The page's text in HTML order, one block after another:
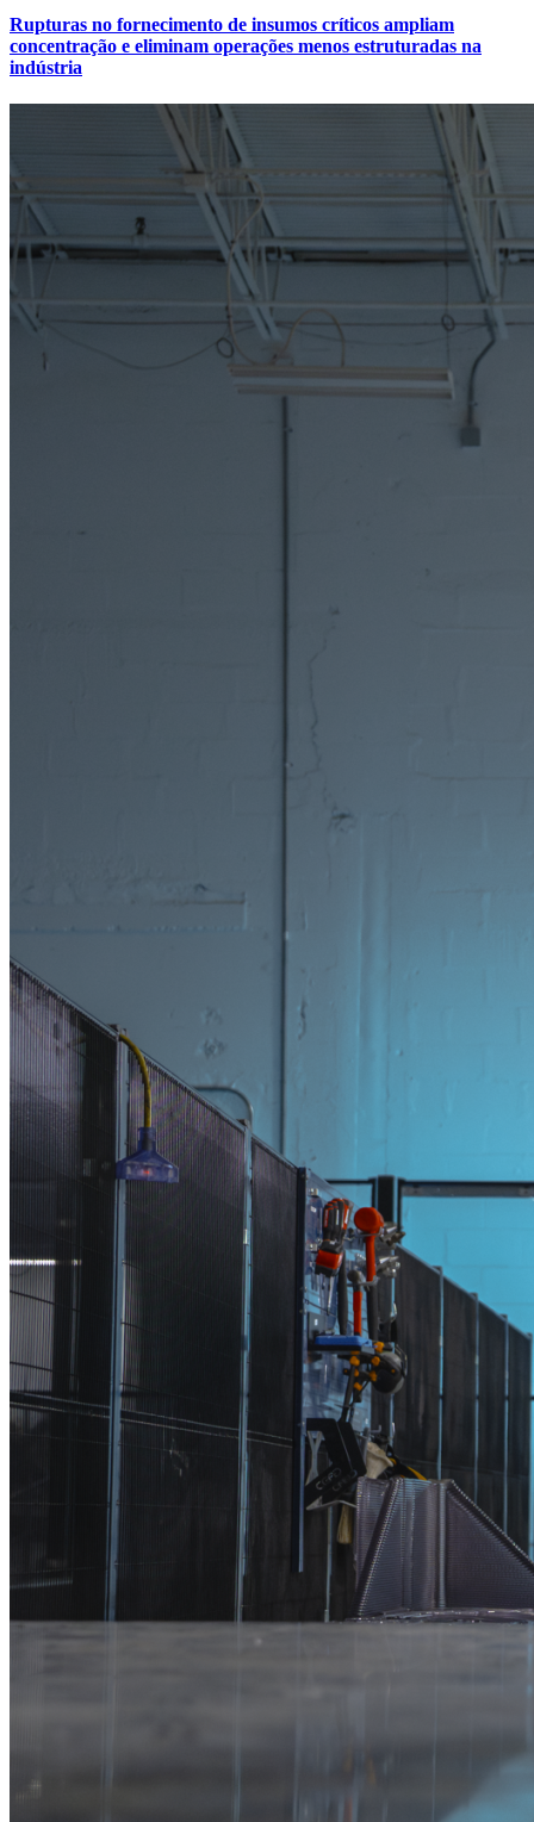
Rupturas no fornecimento de insumos críticos ampliam
concentração e eliminam operações menos estruturadas na
indústria